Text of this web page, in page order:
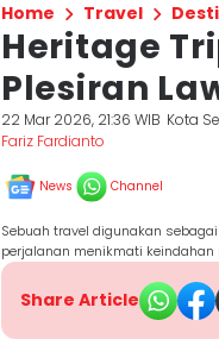
Home Travel
Heritage
Plesiran
22 Mar 2026, 21:36 WIB Kota
Fariz Fardianto
News Channel
Sebuah travel digunakan
perjalanan menikmati
Share Article